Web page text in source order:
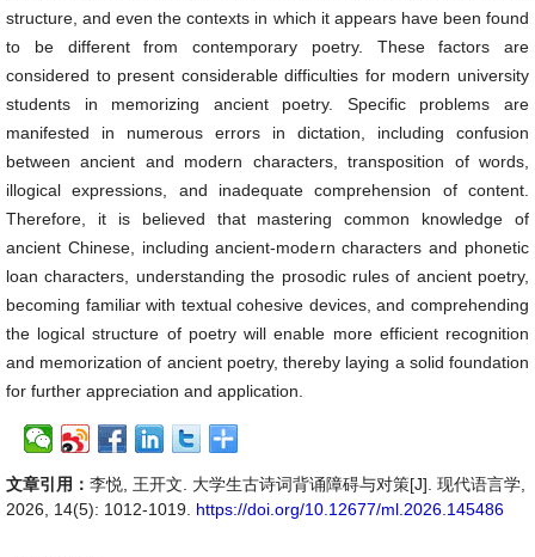
structure, and even the contexts in which it appears have been found
to be different from contemporary poetry. These factors are
considered to present considerable difficulties for modern university
students in memorizing ancient poetry. Specific problems are
manifested in numerous errors in dictation, including confusion
between ancient and modern characters, transposition of words,
illogical expressions, and inadequate comprehension of content.
Therefore, it is believed that mastering common knowledge of
ancient Chinese, including ancient-modern characters and phonetic
loan characters, understanding the prosodic rules of ancient poetry,
becoming familiar with textual cohesive devices, and comprehending
the logical structure of poetry will enable more efficient recognition
and memorization of ancient poetry, thereby laying a solid foundation
for further appreciation and application.
文章引用： 李悦, 王开文. 大学生古诗词背诵障碍与对策[J]. 现代语言学,
2026, 14(5): 1012-1019. https://doi.org/10.12677/ml.2026.145486